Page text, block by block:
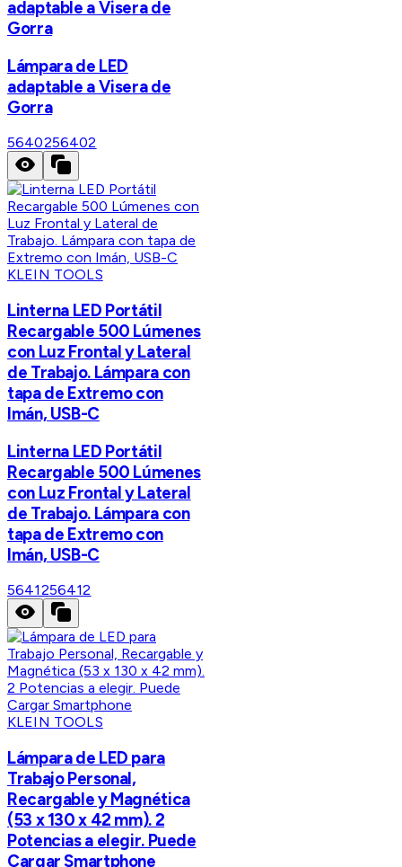
adaptable a Visera de
Gorra
Lámpara de LED
adaptable a Visera de
Gorra
5640256402
KLEIN TOOLS
Linterna LED Portátil
Recargable 500 Lúmenes
con Luz Frontal y Lateral
de Trabajo. Lámpara con
tapa de Extremo con
Imán, USB-C
Linterna LED Portátil
Recargable 500 Lúmenes
con Luz Frontal y Lateral
de Trabajo. Lámpara con
tapa de Extremo con
Imán, USB-C
5641256412
KLEIN TOOLS
Lámpara de LED para
Trabajo Personal,
Recargable y Magnética
(53 x 130 x 42 mm). 2
Potencias a elegir. Puede
Cargar Smartphone